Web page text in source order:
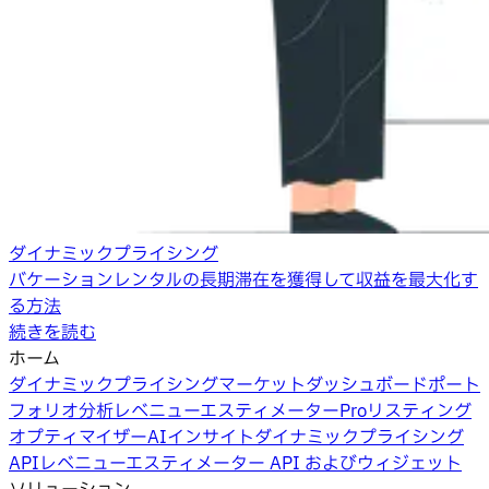
ダイナミックプライシング
バケーションレンタルの長期滞在を獲得して収益を最大化す
る方法
続きを読む
ホーム
ダイナミックプライシングマーケットダッシュボードポート
フォリオ分析レベニューエスティメーターProリスティング
オプティマイザーAIインサイトダイナミックプライシング
APIレベニューエスティメーター API およびウィジェット